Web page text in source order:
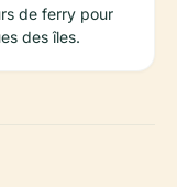
de ferry pour
des îles.